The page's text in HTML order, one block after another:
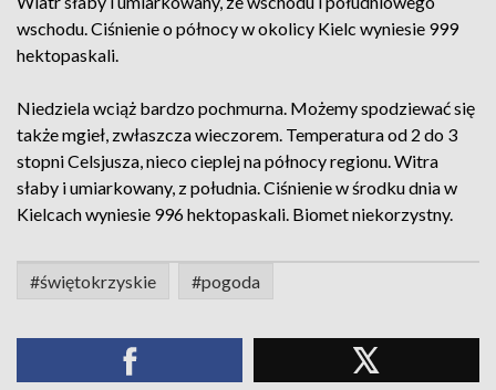
wschodu. Ciśnienie o północy w okolicy Kielc wyniesie 999
hektopaskali.
Niedziela wciąż bardzo pochmurna. Możemy spodziewać się
także mgieł, zwłaszcza wieczorem. Temperatura od 2 do 3
stopni Celsjusza, nieco cieplej na północy regionu. Witra
słaby i umiarkowany, z południa. Ciśnienie w środku dnia w
Kielcach wyniesie 996 hektopaskali. Biomet niekorzystny.
#świętokrzyskie #pogoda